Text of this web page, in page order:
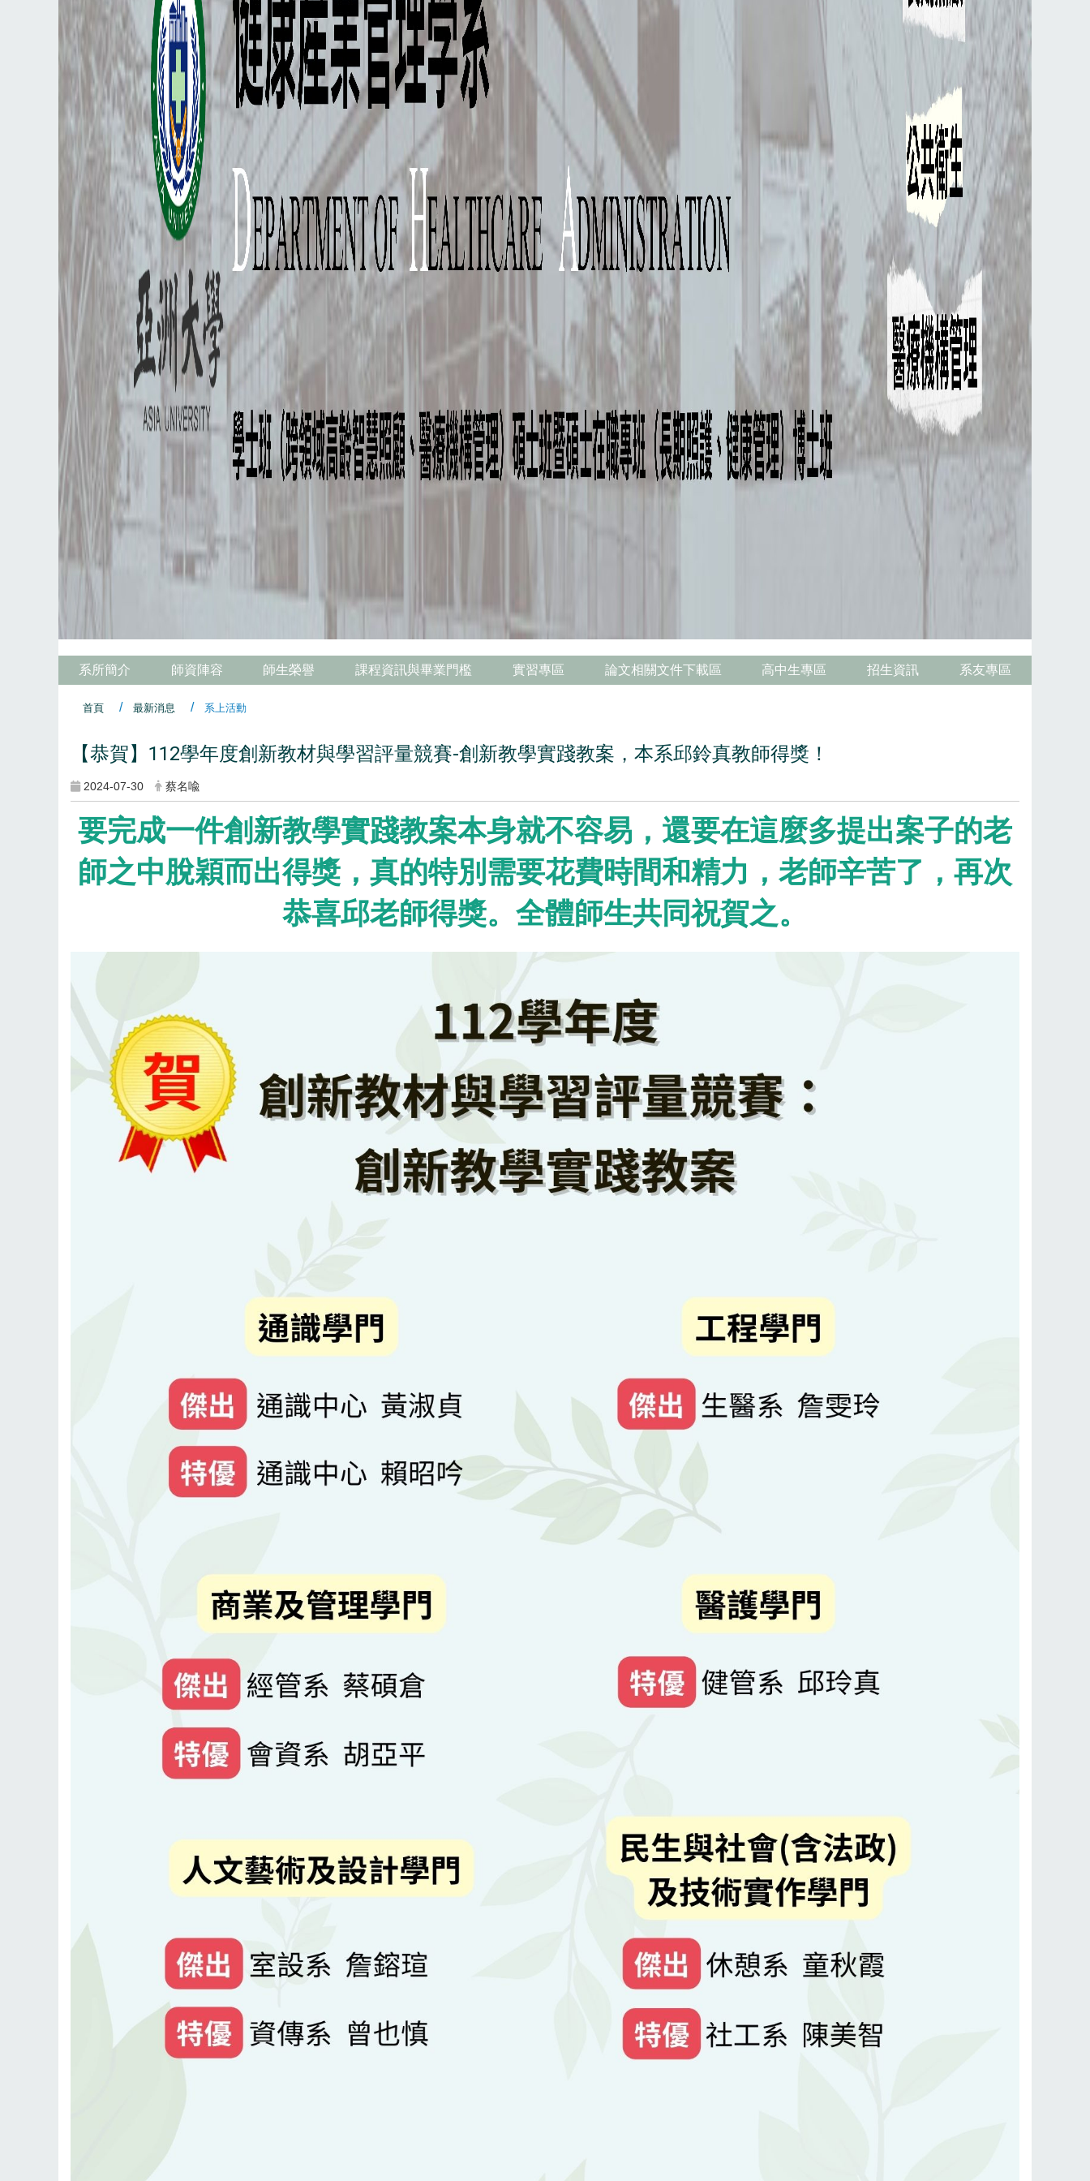
系所簡介 師資陣容 師生榮譽 課程資訊與畢業門檻 實習專區 論文相關文件下載區 高中生專區 招生資訊 系友專區
首頁 最新消息 系上活動
【恭賀】112學年度創新教材與學習評量競賽-創新教學實踐教案，本系邱鈴真教師得獎！
2024-07-30 蔡名喩
要完成一件創新教學實踐教案本身就不容易，還要在這麼多提出案子的老
師之中脫穎而出得獎，真的特別需要花費時間和精力，老師辛苦了，再次
恭喜邱老師得獎。全體師生共同祝賀之。